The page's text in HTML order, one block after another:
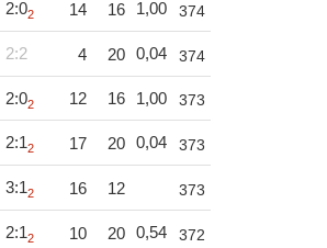
2:02 14 16 1,00 374
2:2 4 20 0,04 374
2:02 12 16 1,00 373
2:12 17 20 0,04 373
3:12 16 12 373
2:12 10 20 0,54 372